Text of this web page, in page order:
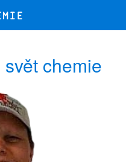
svět chemie